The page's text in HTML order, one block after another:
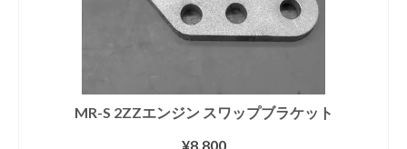
MR-S 2ZZエンジン スワップブラケット
¥8,800